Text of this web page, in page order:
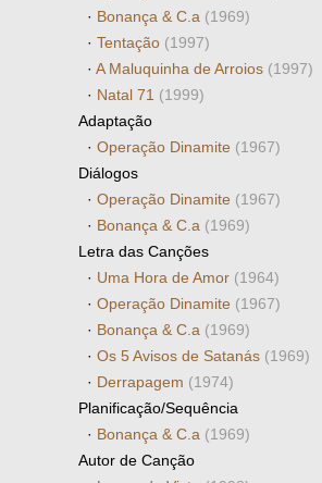
· Bonança & C.a (1969)
· Tentação (1997)
· A Maluquinha de Arroios (1997)
· Natal 71 (1999)
Adaptação
· Operação Dinamite (1967)
Diálogos
· Operação Dinamite (1967)
· Bonança & C.a (1969)
Letra das Canções
· Uma Hora de Amor (1964)
· Operação Dinamite (1967)
· Bonança & C.a (1969)
· Os 5 Avisos de Satanás (1969)
· Derrapagem (1974)
Planificação/Sequência
· Bonança & C.a (1969)
Autor de Canção